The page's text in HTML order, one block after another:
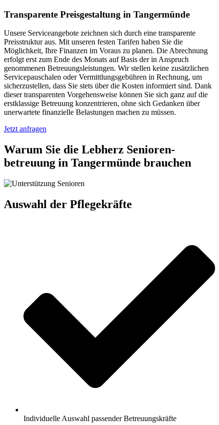
Transparente Preisgestaltung in Tangermünde
Unsere Serviceangebote zeichnen sich durch eine transparente
Preisstruktur aus. Mit unseren festen Tarifen haben Sie die
Möglichkeit, Ihre Finanzen im Voraus zu planen. Die Abrechnung
erfolgt erst zum Ende des Monats auf Basis der in Anspruch
genommenen Betreuungsleistungen. Wir stellen keine zusätzlichen
Servicepauschalen oder Vermittlungsgebühren in Rechnung, um
sicherzustellen, dass Sie stets über die Kosten informiert sind. Dank
dieser transparenten Vorgehensweise können Sie sich ganz auf die
erstklassige Betreuung konzentrieren, ohne sich Gedanken über
unerwartete finanzielle Belastungen machen zu müssen.
Jetzt anfragen
Warum Sie die Lebherz Senioren­
betreuung in Tangermünde brauchen
Auswahl der Pflegekräfte
Individuelle Auswahl passender Betreuungskräfte